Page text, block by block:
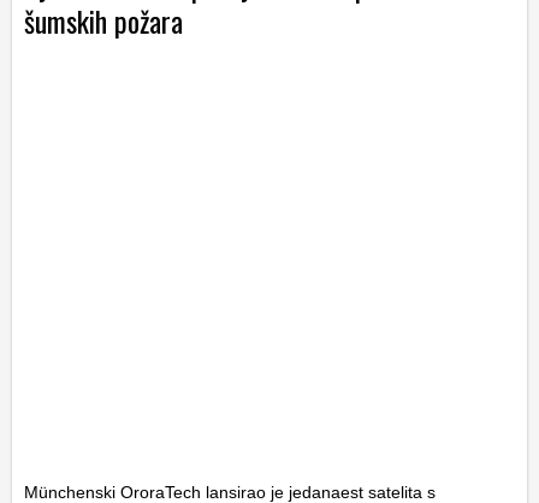
šumskih požara
Münchenski OroraTech lansirao je jedanaest satelita s